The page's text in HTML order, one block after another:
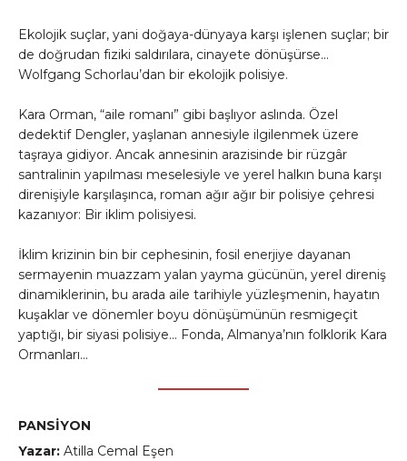
Ekolojik suçlar, yani doğaya-dünyaya karşı işlenen suçlar; bir
de doğrudan fiziki saldırılara, cinayete dönüşürse…
Wolfgang Schorlau’dan bir ekolojik polisiye.
Kara Orman, “aile romanı” gibi başlıyor aslında. Özel
dedektif Dengler, yaşlanan annesiyle ilgilenmek üzere
taşraya gidiyor. Ancak annesinin arazisinde bir rüzgâr
santralinin yapılması meselesiyle ve yerel halkın buna karşı
direnişiyle karşılaşınca, roman ağır ağır bir polisiye çehresi
kazanıyor: Bir iklim polisiyesi.
İklim krizinin bin bir cephesinin, fosil enerjiye dayanan
sermayenin muazzam yalan yayma gücünün, yerel direniş
dinamiklerinin, bu arada aile tarihiyle yüzleşmenin, hayatın
kuşaklar ve dönemler boyu dönüşümünün resmigeçit
yaptığı, bir siyasi polisiye… Fonda, Almanya’nın folklorik Kara
Ormanları…
PANSİYON
Yazar: Atilla Cemal Eşen